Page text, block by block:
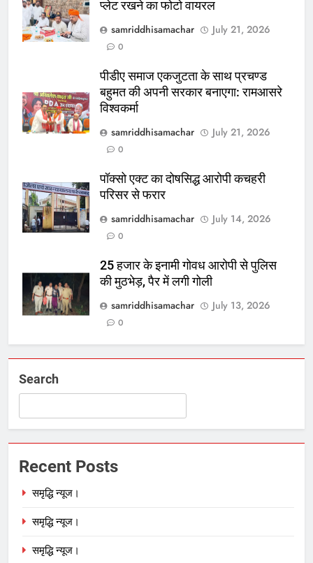
प्लेट रखने का फोटो वायरल
samriddhisamachar
July 21, 2026
0
पीडीए समाज एकजुटता के साथ प्रचण्ड
बहुमत की अपनी सरकार बनाएगा: रामआसरे
विश्वकर्मा
samriddhisamachar
July 21, 2026
0
पॉक्सो एक्ट का दोषसिद्ध आरोपी कचहरी
परिसर से फरार
samriddhisamachar
July 14, 2026
0
25 हजार के इनामी गोवध आरोपी से पुलिस
की मुठभेड़, पैर में लगी गोली
samriddhisamachar
July 13, 2026
0
Search
Recent Posts
समृद्धि न्यूज।
समृद्धि न्यूज।
समृद्धि न्यूज।